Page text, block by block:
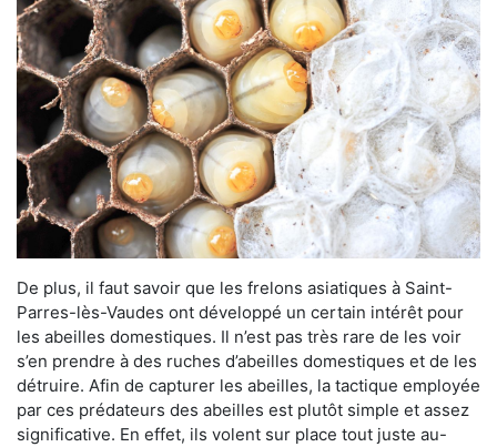
De plus, il faut savoir que les frelons asiatiques à Saint-
Parres-lès-Vaudes ont développé un certain intérêt pour
les abeilles domestiques. Il n’est pas très rare de les voir
s’en prendre à des ruches d’abeilles domestiques et de les
détruire. Afin de capturer les abeilles, la tactique employée
par ces prédateurs des abeilles est plutôt simple et assez
significative. En effet, ils volent sur place tout juste au-